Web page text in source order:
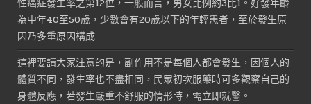
性癌症發生率之第12位，一般而言，男女比例約3比1。好發年齡
為中年40至50歲，少數會有20歲以下的年輕患者，至於發生原
因乃多重原因構成
這裡要請大家注意的是，副作用不是每個人都會發生，因個人的
體質不同，發生率也不盡相同，民眾初次服藥時可多觀察自己的
身體反應，若發生嚴重不舒服的情形時，需立即就醫。